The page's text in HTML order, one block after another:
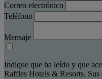
Correo electrónico
Teléfono
Mensaje
Indique que ha leído y que
Raffles Hotels & Resorts. Sus